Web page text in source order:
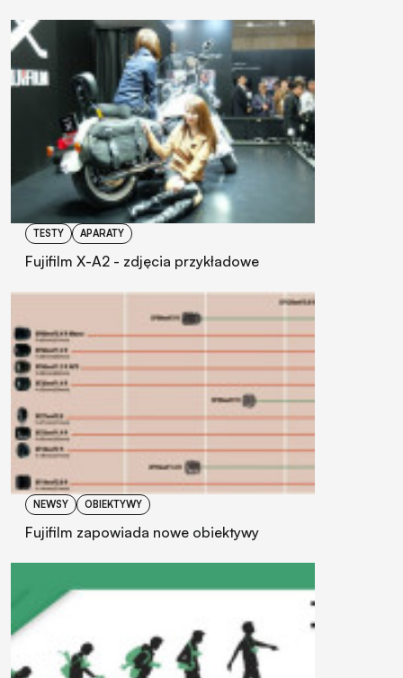
TESTY APARATY
Fujifilm X-A2 - zdjęcia przykładowe
NEWSY OBIEKTYWY
Fujifilm zapowiada nowe obiektywy